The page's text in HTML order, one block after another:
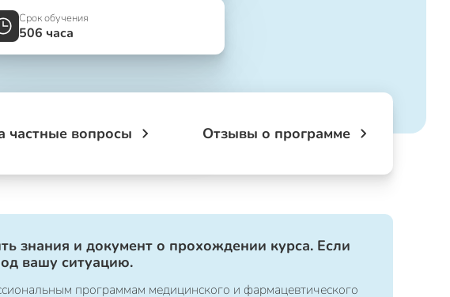
Срок обучения
506 часа
частные вопросы Отзывы о программе
знания и документ о прохождении курса. Если
вашу ситуацию.
программам медицинского и фармацевтического